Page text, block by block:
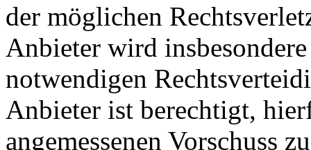
der möglichen
Anbieter wird
notwendigen
Anbieter ist berechtigt,
angemessenen Vorschuss